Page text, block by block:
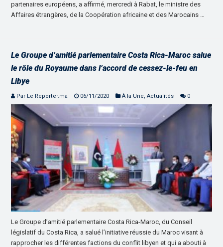
partenaires européens, a affirmé, mercredi à Rabat, le ministre des
Affaires étrangères, de la Coopération africaine et des Marocains …
Le Groupe d’amitié parlementaire Costa Rica-Maroc salue
le rôle du Royaume dans l’accord de cessez-le-feu en
Libye
Par Le Reporter.ma 06/11/2020 À la Une,Actualités 0
Le Groupe d’amitié parlementaire Costa Rica-Maroc, du Conseil
législatif du Costa Rica, a salué l’initiative réussie du Maroc visant à
rapprocher les différentes factions du conflit libyen et qui a abouti à